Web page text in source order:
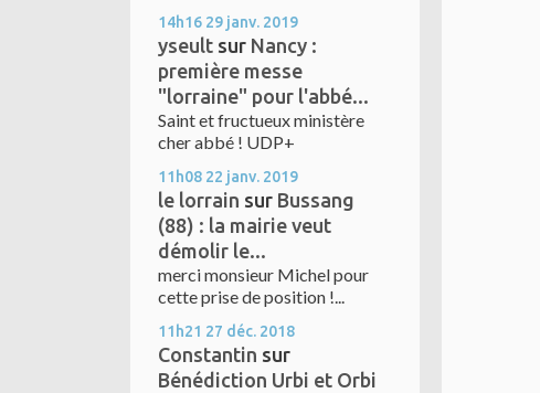
14h16 29 janv. 2019
yseult sur Nancy :
première messe
"lorraine" pour l'abbé...
Saint et fructueux ministère
cher abbé ! UDP+
11h08 22 janv. 2019
le lorrain sur Bussang
(88) : la mairie veut
démolir le...
merci monsieur Michel pour
cette prise de position !...
11h21 27 déc. 2018
Constantin sur
Bénédiction Urbi et Orbi